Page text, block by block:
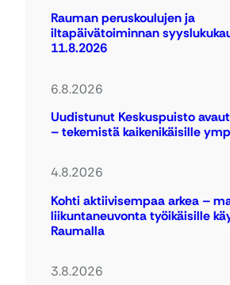
Rauman peruskoulujen ja
iltapäivätoiminnan
11.8.2026
6.8.2026
Uudistunut Keskuspuisto
– tekemistä kaikenikäisille
4.8.2026
Kohti aktiivisempaa arkea –
liikuntaneuvonta työikäisille
Raumalla
3.8.2026